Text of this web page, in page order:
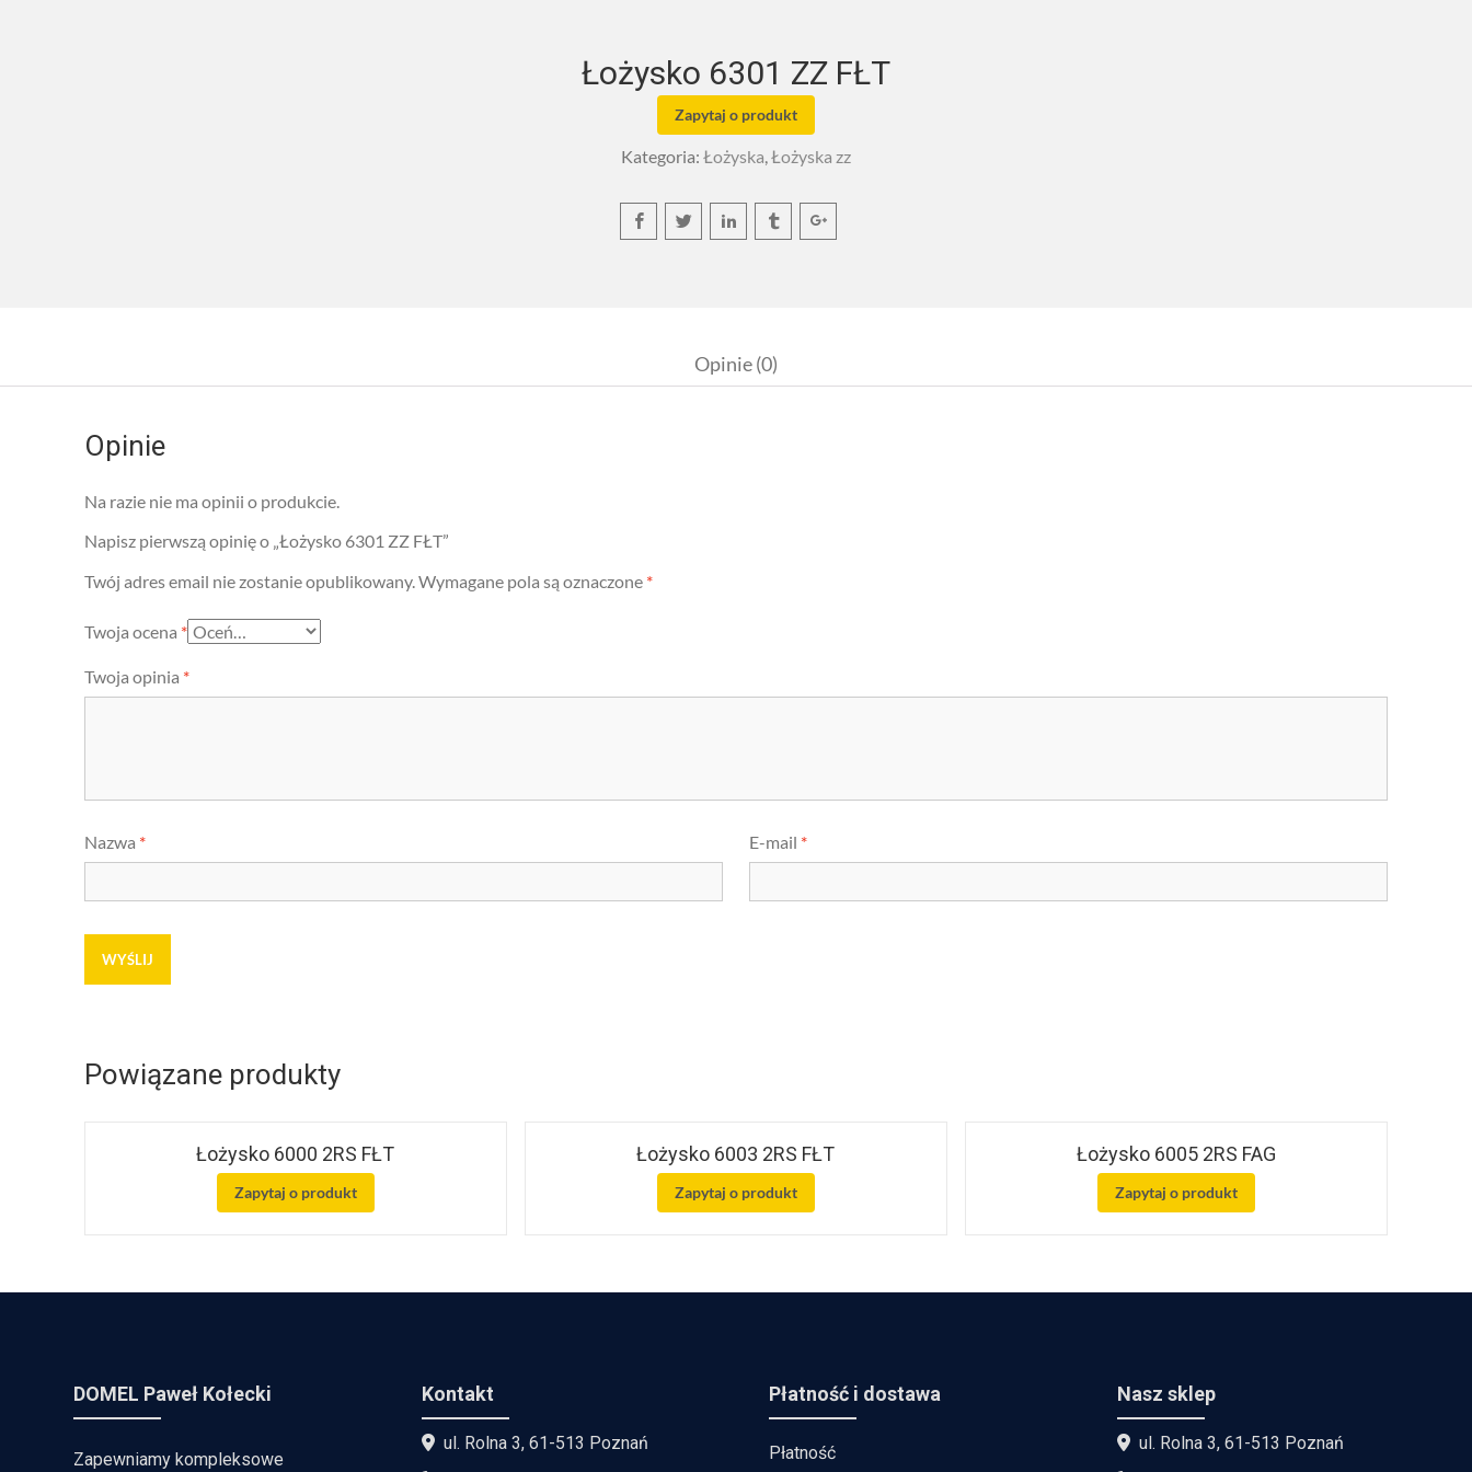
Łożysko 6301 ZZ FŁT
Zapytaj o produkt
Kategoria: Łożyska,Łożyska zz
Opinie (0)
Opinie
Na razie nie ma opinii o produkcie.
Napisz pierwszą opinię o „Łożysko 6301 ZZ FŁT”
Twój adres email nie zostanie opublikowany.Wymagane pola są oznaczone *
Twoja ocena *
Twoja opinia *
Nazwa * E-mail *
Powiązane produkty
Łożysko 6000 2RS FŁT
Zapytaj o produkt
Łożysko 6003 2RS FŁT
Zapytaj o produkt
Łożysko 6005 2RS FAG
Zapytaj o produkt
DOMEL Paweł Kołecki
Zapewniamy kompleksowe
Kontakt
ul. Rolna 3, 61-513 Poznań
Płatność i dostawa
Płatność
Nasz sklep
ul. Rolna 3, 61-513 Poznań